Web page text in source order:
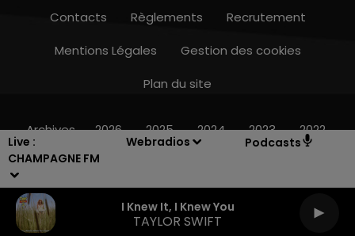
Live :
CHAMPAGNE FM
Webradios Podcasts
I Knew It, I Knew You
TAYLOR SWIFT
10h00 - 14h00
Contacts Règlements
Recrutement
Mentions Légales
Gestion des cookies
Plan du site
Archives 2026 2025 2024 2023 2022